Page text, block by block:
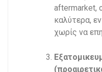
aftermarket,
καλύτερα,
χωρίς να